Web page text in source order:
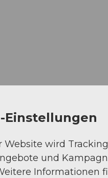
Einstellungen
Website wird
und
Informationen